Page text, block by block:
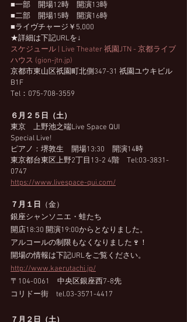
■一部　開場12時　開演13時
■二部　開場15時　開演16時
■ライヴチャージ￥5,000
★詳細は下記URLを↓
スケジュール | Live Theater 祇園JTN - 京都ライブ
ハウス (gion-jtn.jp)
京都市東山区祇園町北側347-31 祇園ユウキビル
B1F
Tel：075-708-3559
６月２５日（土）
東京　上野池之端Live Space QUI
Special Live!
ピアノ：堺敦生　開場13:30　開演14時
東京都台東区上野2丁目13-2 4階　Tel:03-3831-
0747
https://www.livespace-qui.com/
７月１日
（金）
銀座シャンソニエ・蛙たち
開店18:30 開演19:00からとなりました。
アルコールの制限もなくなりました🍷！
開場の情報は下記URLをご覧ください。
http://www.kaerutachi.jp/
〒104-0061　中央区銀座西7-8先
コリドー街　tel.03-3571-4417